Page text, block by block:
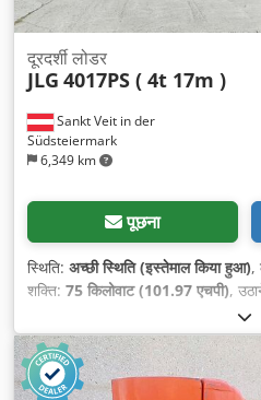
Sankt Veit in der
Südsteiermark
6,349 km
दूरदर्शी लोडर
JLG 4017PS ( 4t 17m )
पूछना
स्थिति: अच्छी स्थिति (इस्तेमाल किया हुआ),
शक्ति: 75 किलोवाट (101.97 एचपी),
2008
उपकरण:ऑनबोर्ड कम्प्यूटर, कैबिन, पैलेट